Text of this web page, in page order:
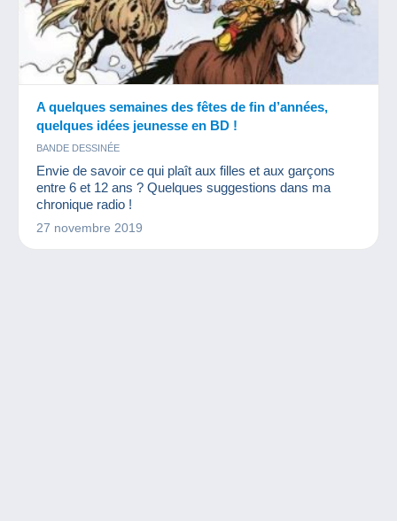
A quelques semaines des fêtes de fin d’années,
quelques idées jeunesse en BD !
BANDE DESSINÉE
Envie de savoir ce qui plaît aux filles et aux garçons
entre 6 et 12 ans ? Quelques suggestions dans ma
chronique radio !
27 novembre 2019